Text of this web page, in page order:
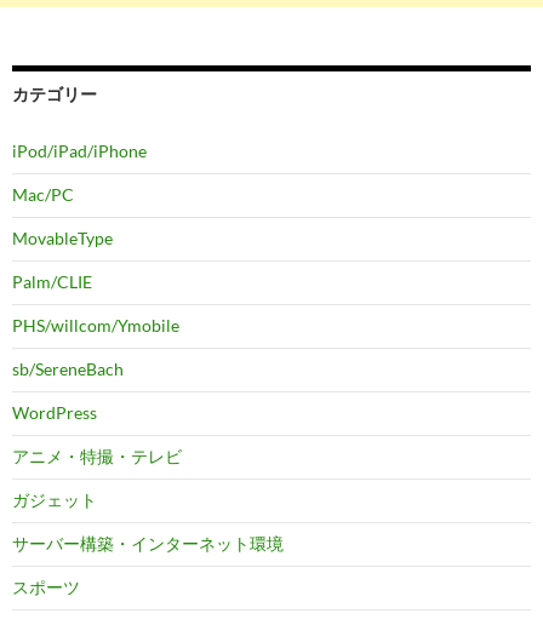
カテゴリー
iPod/iPad/iPhone
Mac/PC
MovableType
Palm/CLIE
PHS/willcom/Ymobile
sb/SereneBach
WordPress
アニメ・特撮・テレビ
ガジェット
サーバー構築・インターネット環境
スポーツ